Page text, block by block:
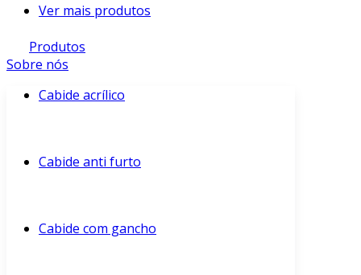
Ver mais produtos
Produtos
Sobre nós
Cabide acrílico
Cabide anti furto
Cabide com gancho